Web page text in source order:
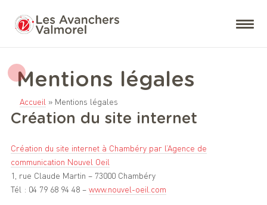
Mentions légales
Accueil » Mentions légales
Création du site internet
Création du site internet à Chambéry par l’Agence de
communication Nouvel Oeil
1, rue Claude Martin – 73000 Chambéry
Tél : 04 79 68 94 48 – www.nouvel-oeil.com